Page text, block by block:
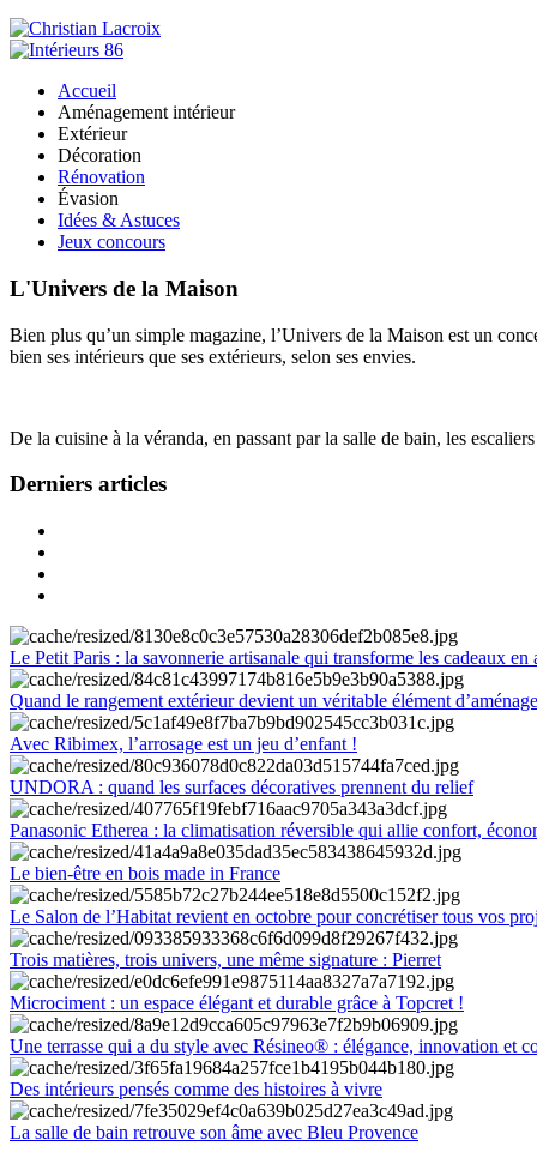
Accueil
Aménagement intérieur
Extérieur
Décoration
Rénovation
Évasion
Idées & Astuces
Jeux concours
L'Univers de la Maison
Bien plus qu’un simple magazine, l’Univers de la Maison est un
bien ses intérieurs que ses extérieurs, selon ses envies.
De la cuisine à la véranda, en passant par la salle de bain, les
Derniers articles
Le Petit Paris : la savonnerie artisanale qui transforme les cadeaux en
Quand le rangement extérieur devient un véritable élément
Avec Ribimex, l’arrosage est un jeu d’enfant !
UNDORA : quand les surfaces décoratives prennent du relief
Panasonic Etherea : la climatisation réversible qui allie confort,
Le bien-être en bois made in France
Le Salon de l’Habitat revient en octobre pour concrétiser tous vos
Trois matières, trois univers, une même signature : Pierret
Microciment : un espace élégant et durable grâce à Topcret !
Une terrasse qui a du style avec Résineo® : élégance, innovation et
Des intérieurs pensés comme des histoires à vivre
La salle de bain retrouve son âme avec Bleu Provence